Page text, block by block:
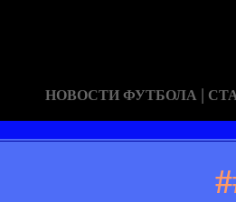
НОВОСТИ ФУТБОЛА |